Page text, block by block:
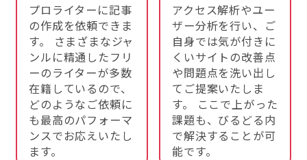
プロライターに記事
の作成を依頼できま
す。 さまざまなジャ
ンルに精通したフリ
ーのライターが多数
在籍しているので、
どのようなご依頼に
も最高のパフォーマ
ンスでお応えいたし
ます。
アクセス解析やユー
ザー分析を行い、ご
自身では気が付きに
くいサイトの改善点
や問題点を洗い出し
てご提案いたしま
す。 ここで上がった
課題も、びるどる内
で解決することが可
能です。